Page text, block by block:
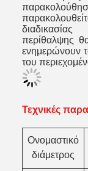
περίθαλψης
ενημερώνουν
του
Τεχνικές
Ονομαστικό
διάμετρος